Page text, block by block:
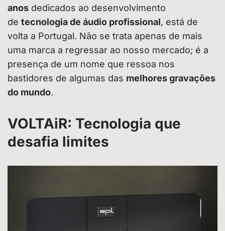
anos dedicados ao desenvolvimento
de tecnologia de áudio profissional, está de
volta a Portugal. Não se trata apenas de mais
uma marca a regressar ao nosso mercado; é a
presença de um nome que ressoa nos
bastidores de algumas das melhores gravações
do mundo.
VOLTAiR: Tecnologia que
desafia limites